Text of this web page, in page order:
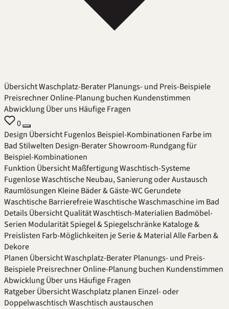
ÜbersichtWaschplatz-BeraterPlanungs- und Preis-Beispiele
PreisrechnerOnline-Planung buchen Kundenstimmen
AbwicklungÜber unsHäufige Fragen
0
Design ÜbersichtFugenlosBeispiel-Kombinationen Farbe im
BadStilwelten Design-BeraterShowroom-Rundgang für
Beispiel-Kombinationen
Funktion ÜbersichtMaßfertigungWaschtisch-Systeme
Fugenlose WaschtischeNeubau, Sanierung oder Austausch
Raumlösungen Kleine Bäder & Gäste-WCGerundete
WaschtischeBarrierefreie WaschtischeWaschmaschine im Bad
DetailsÜbersichtQualitätWaschtisch-Materialien Badmöbel-
Serien ModularitätSpiegel & SpiegelschränkeKataloge &
Preislisten Farb-Möglichkeiten je Serie & MaterialAlle Farben &
Dekore
Planen ÜbersichtWaschplatz-BeraterPlanungs- und Preis-
BeispielePreisrechnerOnline-Planung buchen Kundenstimmen
AbwicklungÜber unsHäufige Fragen
RatgeberÜbersichtWaschplatz planen Einzel- oder
DoppelwaschtischWaschtisch austauschen